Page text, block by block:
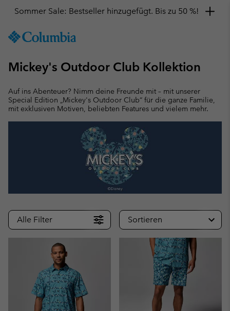
TO
SKIP
NAV
SKIP
TO
Sommer Sale: Bestseller hinzugefügt. Bis zu 50 %!
Mickey's Outdoor Club Kollektion
Auf ins Abenteuer? Nimm deine Freunde mit – mit unserer
Special Edition „Mickey's Outdoor Club“ für die ganze Familie,
mit exklusiven Motiven, beliebten Features und vielem mehr.
Alle Filter Sortieren